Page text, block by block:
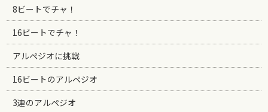
8ビートでチャ！
16ビートでチャ！
アルペジオに挑戦
16ビートのアルペジオ
3連のアルペジオ